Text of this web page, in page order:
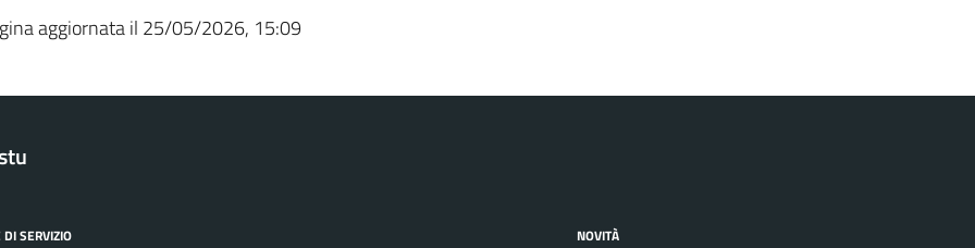
aggiornata il 25/05/2026, 15:09
DI SERVIZIO NOVITÀ